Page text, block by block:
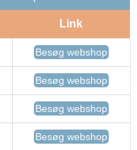
Link
Besøg webshop
Besøg webshop
Besøg webshop
Besøg webshop